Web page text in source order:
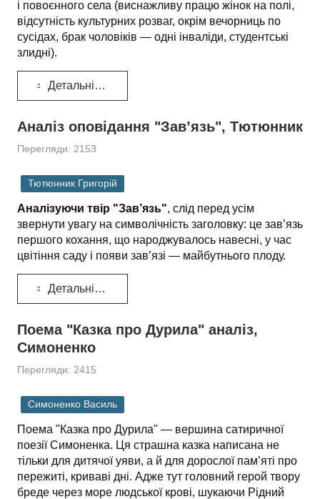
і повоєнного села (виснажливу працю жінок на полі,
відсутність культурних розваг, окрім вечорни­ць по
сусідах, брак чоловіків — одні інваліди, студентські
злидні).
Детальніше...
Аналіз оповідання "Зав’язь", Тютюнник
Перегляди: 2153
Тютюнник Григорій
Аналізуючи твір "Зав’язь", слід перед усім
звернути увагу на символічність заголовку: це зав’язь
першого кохання, що наро­джувалось навесні, у час
цвітіння саду і появи зав’язі — майбут­нього плоду.
Детальніше...
Поема "Казка про Дурила" аналіз,
Симоненко
Перегляди: 2415
Симоненко Василь
Поема "Казка про Дурила" — вершина сатиричної
поезії Симо­ненка. Ця страшна казка написана не
тільки для дитячої уяви, а й для дорослої пам’яті про
пережиті, криваві дні. Адже тут головний герой твору
бреде через море людської крові, шукаючи Рідний